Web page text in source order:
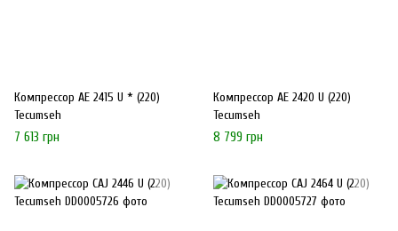
Компрессор AE 2415 U * (220)
Tecumseh
7 613 грн
Компрессор AE 2420 U (220)
Tecumseh
8 799 грн